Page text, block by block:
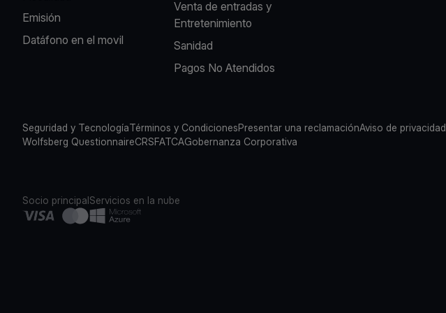
Emisión
Datáfono en el movil
Venta de entradas y
Entretenimiento
Sanidad
Pagos No Atendidos
Seguridad y TecnologíaTérminos y CondicionesPresentar una reclamaciónAviso de privacidad
Wolfsberg QuestionnaireCRSFATCAGobernanza Corporativa
Socio principalServicios en la nube